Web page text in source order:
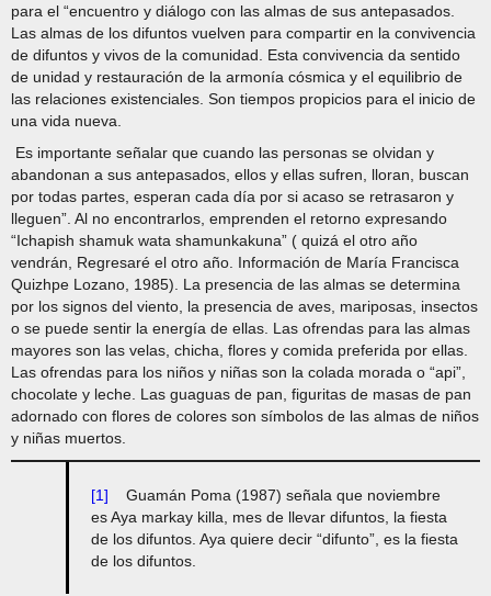
para el “encuentro y diálogo con las almas de sus antepasados.
Las almas de los difuntos vuelven para compartir en la convivencia
de difuntos y vivos de la comunidad. Esta convivencia da sentido
de unidad y restauración de la armonía cósmica y el equilibrio de
las relaciones existenciales. Son tiempos propicios para el inicio de
una vida nueva.
Es importante señalar que cuando las personas se olvidan y
abandonan a sus antepasados, ellos y ellas sufren, lloran, buscan
por todas partes, esperan cada día por si acaso se retrasaron y
lleguen”. Al no encontrarlos, emprenden el retorno expresando
“Ichapish shamuk wata shamunkakuna” ( quizá el otro año
vendrán, Regresaré el otro año. Información de María Francisca
Quizhpe Lozano, 1985). La presencia de las almas se determina
por los signos del viento, la presencia de aves, mariposas, insectos
o se puede sentir la energía de ellas. Las ofrendas para las almas
mayores son las velas, chicha, flores y comida preferida por ellas.
Las ofrendas para los niños y niñas son la colada morada o “api”,
chocolate y leche. Las guaguas de pan, figuritas de masas de pan
adornado con flores de colores son símbolos de las almas de niños
y niñas muertos.
[1] Guamán Poma (1987) señala que noviembre
es Aya markay killa, mes de llevar difuntos, la fiesta
de los difuntos. Aya quiere decir “difunto”, es la fiesta
de los difuntos.